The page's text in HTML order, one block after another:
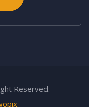
Reserved.